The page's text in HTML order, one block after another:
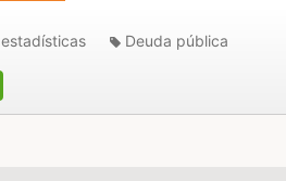
Deuda pública